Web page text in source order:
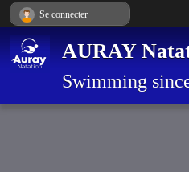
AURAY
Swimming
Se connecter
Panneau de gestion des cookies